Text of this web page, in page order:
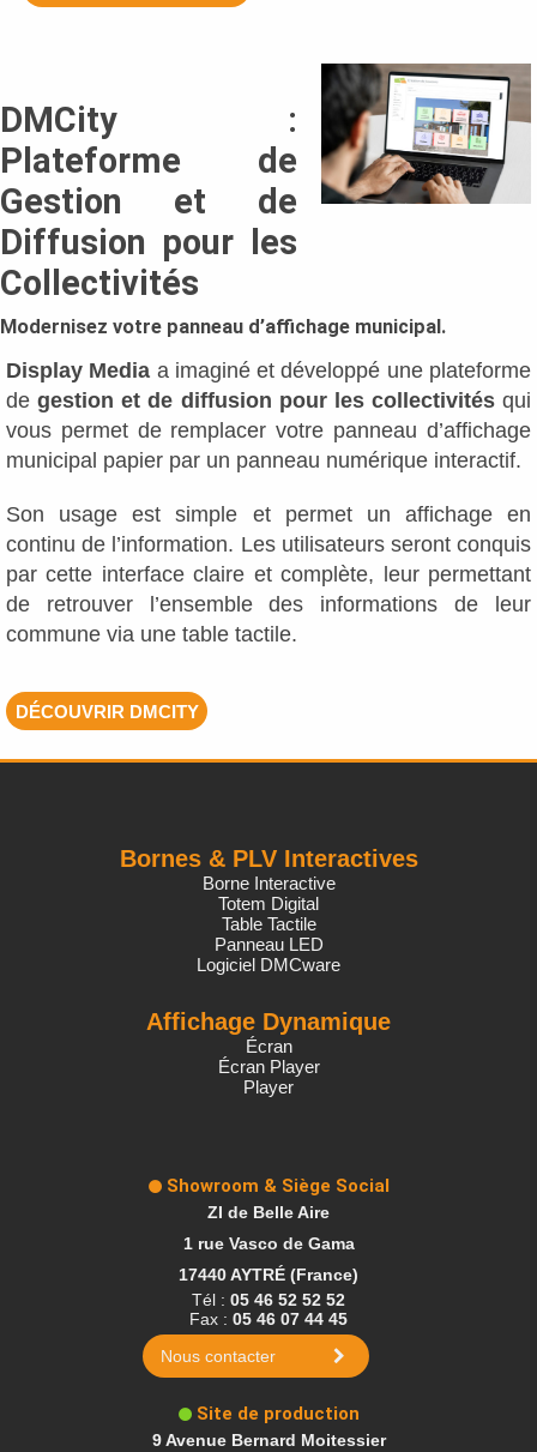
DMCity :
Plateforme de
Gestion et de
Diffusion pour les
Collectivités
Modernisez votre panneau d’affichage municipal.
Display Media a imaginé et développé une plateforme
degestion et de diffusion pour les collectivitésqui
vous permet de remplacer votre panneau d’affichage
municipal papier par un panneau numérique interactif.
Son usage est simple et permet un affichage en
continu de l’information. Les utilisateurs seront conquis
par cette interface claire et complète, leur permettant
de retrouver l’ensemble des informations de leur
commune via une table tactile.
DÉCOUVRIR DMCITY
Bornes & PLV Interactives
Borne Interactive
Totem Digital
Table Tactile
Panneau LED
Logiciel DMCware
Affichage Dynamique
Écran
Écran Player
Player
Showroom & Siège Social
ZI de Belle Aire
1 rue Vasco de Gama
17440 AYTRÉ (France)
Tél : 05 46 52 52 52
Fax : 05 46 07 44 45
Nous contacter
Site de production
9 Avenue Bernard Moitessier